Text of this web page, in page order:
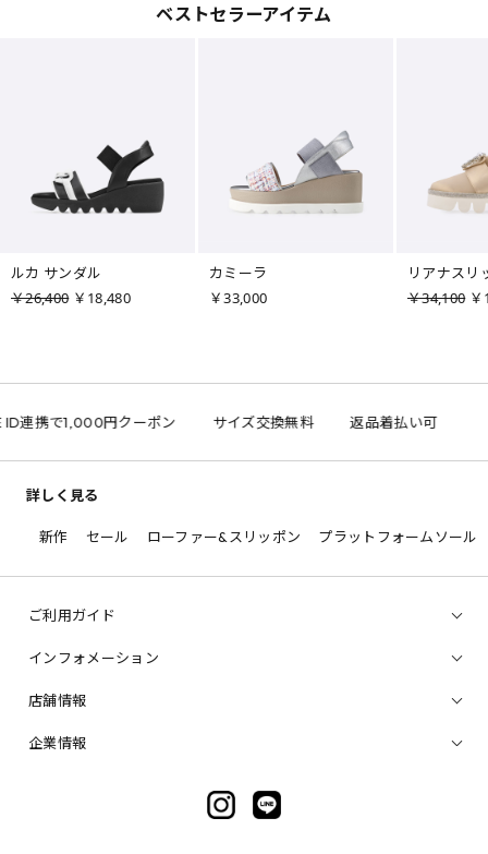
ベストセラーアイテム
ルカ サンダル
￥26,400 ￥18,480
カミーラ
￥33,000
リアナスリ
￥34,100
連携で1,000円クーポン サイズ交換無料 返品着払い可
詳しく見る
新作 セール ローファー&スリッポン プラットフォームソール
ご利用ガイド
インフォメーション
店舗情報
企業情報